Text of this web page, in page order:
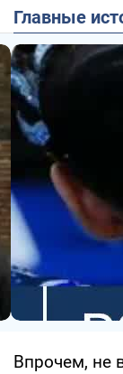
Главные
Впрочем, не